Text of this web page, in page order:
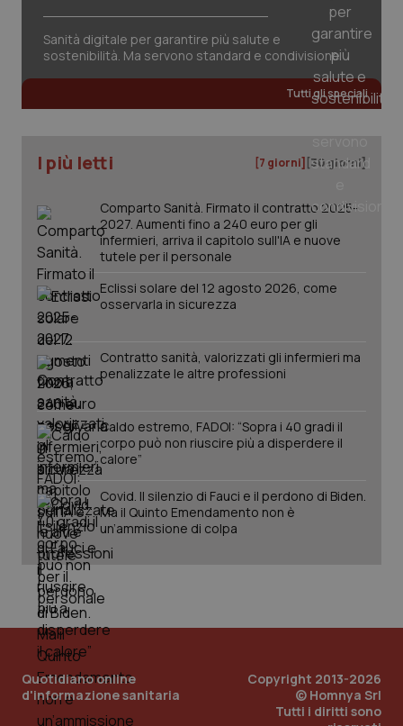
Sanità digitale per garantire più salute e
sostenibilità. Ma servono standard e condivisione
Tutti gli speciali
I più letti [7 giorni] [30 giorni]
Comparto Sanità. Firmato il contratto 2025-
2027. Aumenti fino a 240 euro per gli
infermieri, arriva il capitolo sull'IA e nuove
tutele per il personale
Eclissi solare del 12 agosto 2026, come
osservarla in sicurezza
Contratto sanità, valorizzati gli infermieri ma
penalizzate le altre professioni
Caldo estremo, FADOI: “Sopra i 40 gradi il
corpo può non riuscire più a disperdere il
calore”
Covid. Il silenzio di Fauci e il perdono di Biden.
Ma il Quinto Emendamento non è
un’ammissione di colpa
Quotidiano online
d'informazione sanitaria
Copyright 2013-2026
© Homnya Srl
Tutti i diritti sono
_ga
Google LLC
.quotidianosanita.it
PHPSESSID
PHP.net